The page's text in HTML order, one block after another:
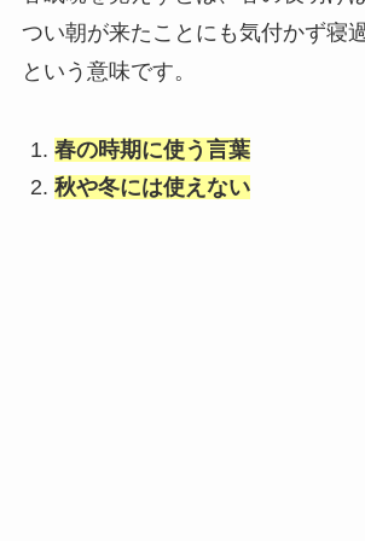
つい朝が来たことにも気付かず寝
という意味です。
春の時期に使う言葉
秋や冬には使えない